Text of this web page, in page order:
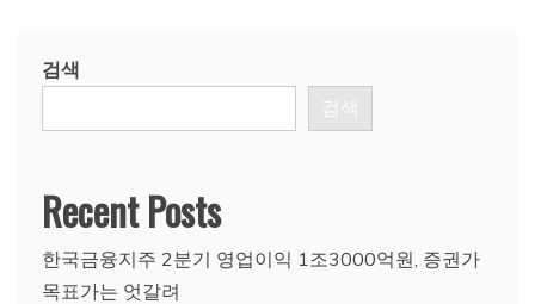
검색
검색
Recent Posts
한국금융지주 2분기 영업이익 1조3000억원, 증권가
목표가는 엇갈려